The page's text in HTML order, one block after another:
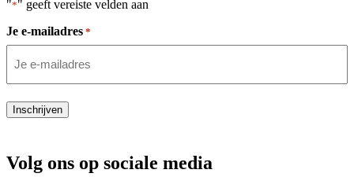
"*" geeft vereiste velden aan
Je e-mailadres *
Inschrijven
Volg ons op sociale media